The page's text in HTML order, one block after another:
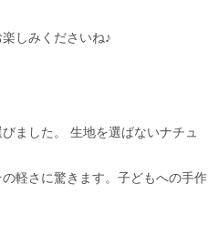
しみくださいね♪
ました。 生地を選ばないナチュ
軽さに驚きます。子どもへの手作